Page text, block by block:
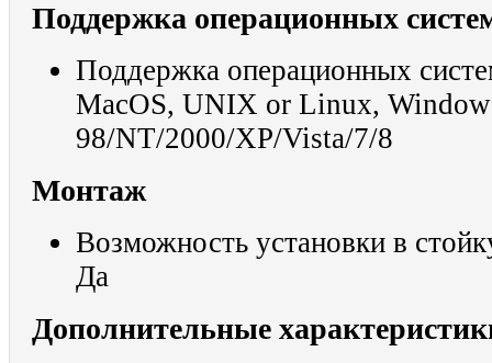
Поддержка операционных
Поддержка операционных
MacOS, UNIX or Linux,
98/NT/2000/XP/Vista/7/8
Монтаж
Возможность установки в
Да
Дополнительные